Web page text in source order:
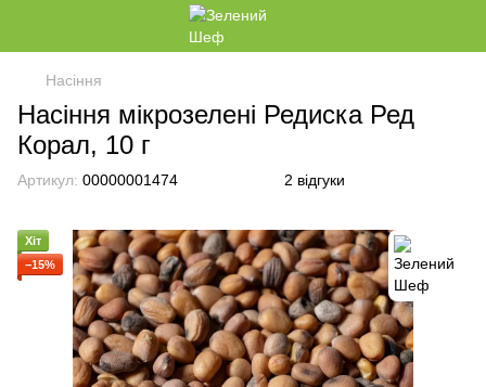
Насіння
Насіння мікрозелені Редиска Ред
Корал, 10 г
Артикул: 00000001474 2 відгуки
Хіт
−15%